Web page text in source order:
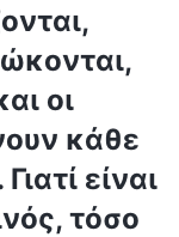
οι
κάθε
είναι
τόσο